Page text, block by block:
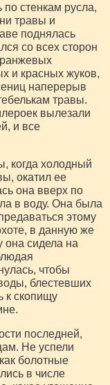
стенкам русла,
травы и
поднялась
со всех сторон
и красных жуков,
наперерыв
травы.
вылезали
и все
когда холодный
окатил ее
она вверх по
в воду. Она была
этому
в данную же
она сидела на
чтобы
блестевших
к скопищу
последней,
Не успели
болотные
в числе